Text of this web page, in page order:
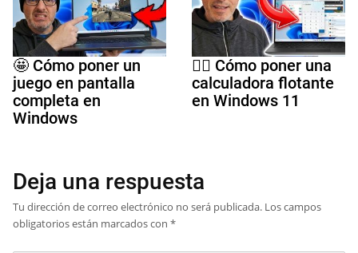
🤩 Cómo poner un
juego en pantalla
completa en
Windows
🤷‍♀️ Cómo poner una
calculadora flotante
en Windows 11
Deja una respuesta
Tu dirección de correo electrónico no será publicada. Los campos
obligatorios están marcados con *